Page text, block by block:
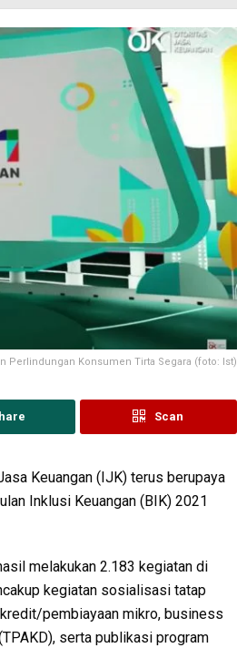
Perlindungan Konsumen Tirta Segara (foto: Ist)
Scan
Keuangan (IJK) terus berupaya
Inklusi Keuangan (BIK) 2021
melakukan 2.183 kegiatan di
kegiatan sosialisasi tatap
pembiayaan mikro, business
serta publikasi program